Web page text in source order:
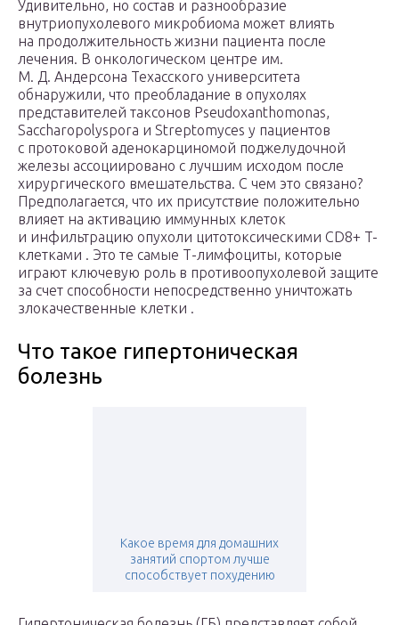
Удивительно, но состав и разнообразие
внутриопухолевого микробиома может влиять
на продолжительность жизни пациента после
лечения. В онкологическом центре им.
М. Д. Андерсона Техасского университета
обнаружили, что преобладание в опухолях
представителей таксонов Pseudoxanthomonas,
Saccharopolyspora и Streptomyces у пациентов
с протоковой аденокарциномой поджелудочной
железы ассоциировано с лучшим исходом после
хирургического вмешательства. С чем это связано?
Предполагается, что их присутствие положительно
влияет на активацию иммунных клеток
и инфильтрацию опухоли цитотоксическими CD8+ T-
клетками . Это те самые Т-лимфоциты, которые
играют ключевую роль в противоопухолевой защите
за счет способности непосредственно уничтожать
злокачественные клетки .
Что такое гипертоническая
болезнь
Какое время для домашних
занятий спортом лучше
способствует похудению